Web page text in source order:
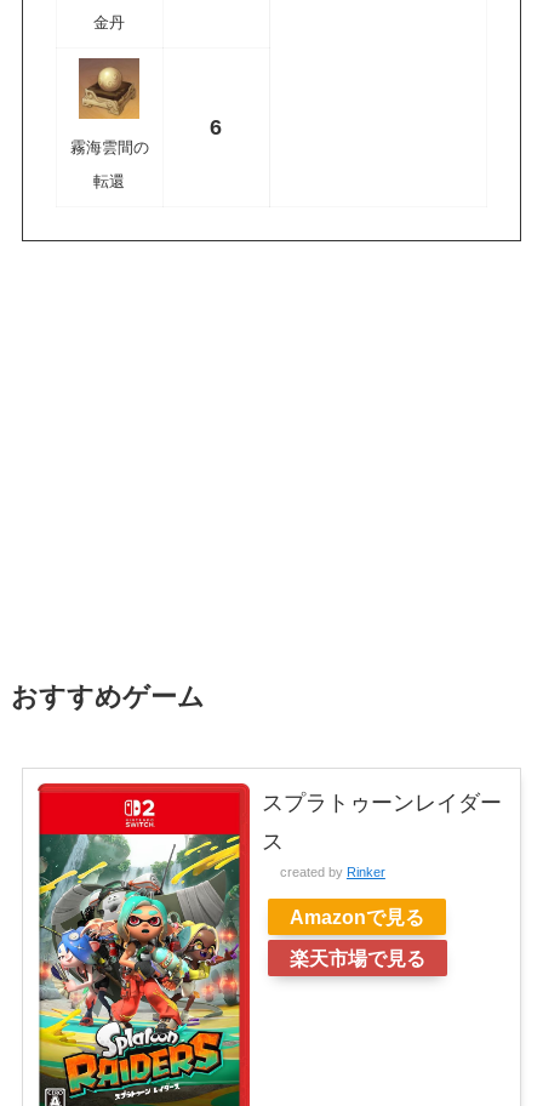
金丹
霧海雲間の
転還
6
おすすめゲーム
スプラトゥーンレイダー
ス
created by Rinker
Amazonで見る
楽天市場で見る